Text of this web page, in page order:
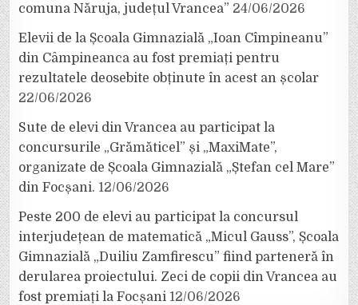
comuna Năruja, județul Vrancea” 24/06/2026
Elevii de la Școala Gimnazială „Ioan Cîmpineanu”
din Câmpineanca au fost premiați pentru
rezultatele deosebite obținute în acest an școlar
22/06/2026
Sute de elevi din Vrancea au participat la
concursurile „Grămăticel” și „MaxiMate”,
organizate de Școala Gimnazială „Ștefan cel Mare”
din Focșani. 12/06/2026
Peste 200 de elevi au participat la concursul
interjudețean de matematică „Micul Gauss”, Școala
Gimnazială „Duiliu Zamfirescu” fiind parteneră în
derularea proiectului. Zeci de copii din Vrancea au
fost premiați la Focșani 12/06/2026